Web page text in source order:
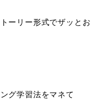
ーリー形式でザッとお
グ学習法をマネて